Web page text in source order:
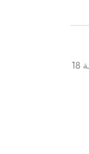
نظف بفعالية مع هذه المكنسة الكهربائية المميزة بفضل المحرك بقدرة 2000 واط وخزان غبار بسعة 18